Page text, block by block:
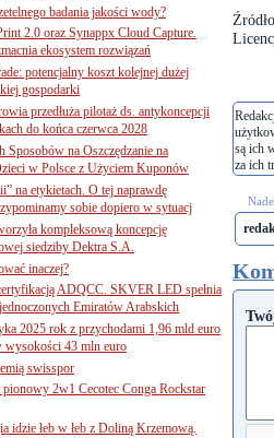
są ich
za ich
badania jakości wody?
2.0 oraz Synappx Cloud Capture.
ekosystem rozwiązań
potencjalny koszt kolejnej dużej
gospodarki
przedłuża pilotaż ds. antykoncepcji
do końca czerwca 2028
Sposobów na Oszczędzanie na
w Polsce z Użyciem Kuponów
na etykietach. O tej naprawdę
sobie dopiero w sytuacj
kompleksową koncepcję
siedziby Dektra S.A.
inaczej?
ADQCC. SKVER LED spełnia
Emiratów Arabskich
2025 rok z przychodami 1,96 mld euro
wysokości 43 mln euro
swisspor
2w1 Cecotec Conga Rockstar
idzie łeb w łeb z Doliną Krzemową.